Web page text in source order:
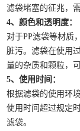
滤袋堵塞的征兆，
4、颜色和透明度：
对于PP滤袋等材质
脏污。滤袋在使用
量的杂质和颗粒，
5、使用时间：
根据滤袋的使用环
使用时间超过规定
滤袋。